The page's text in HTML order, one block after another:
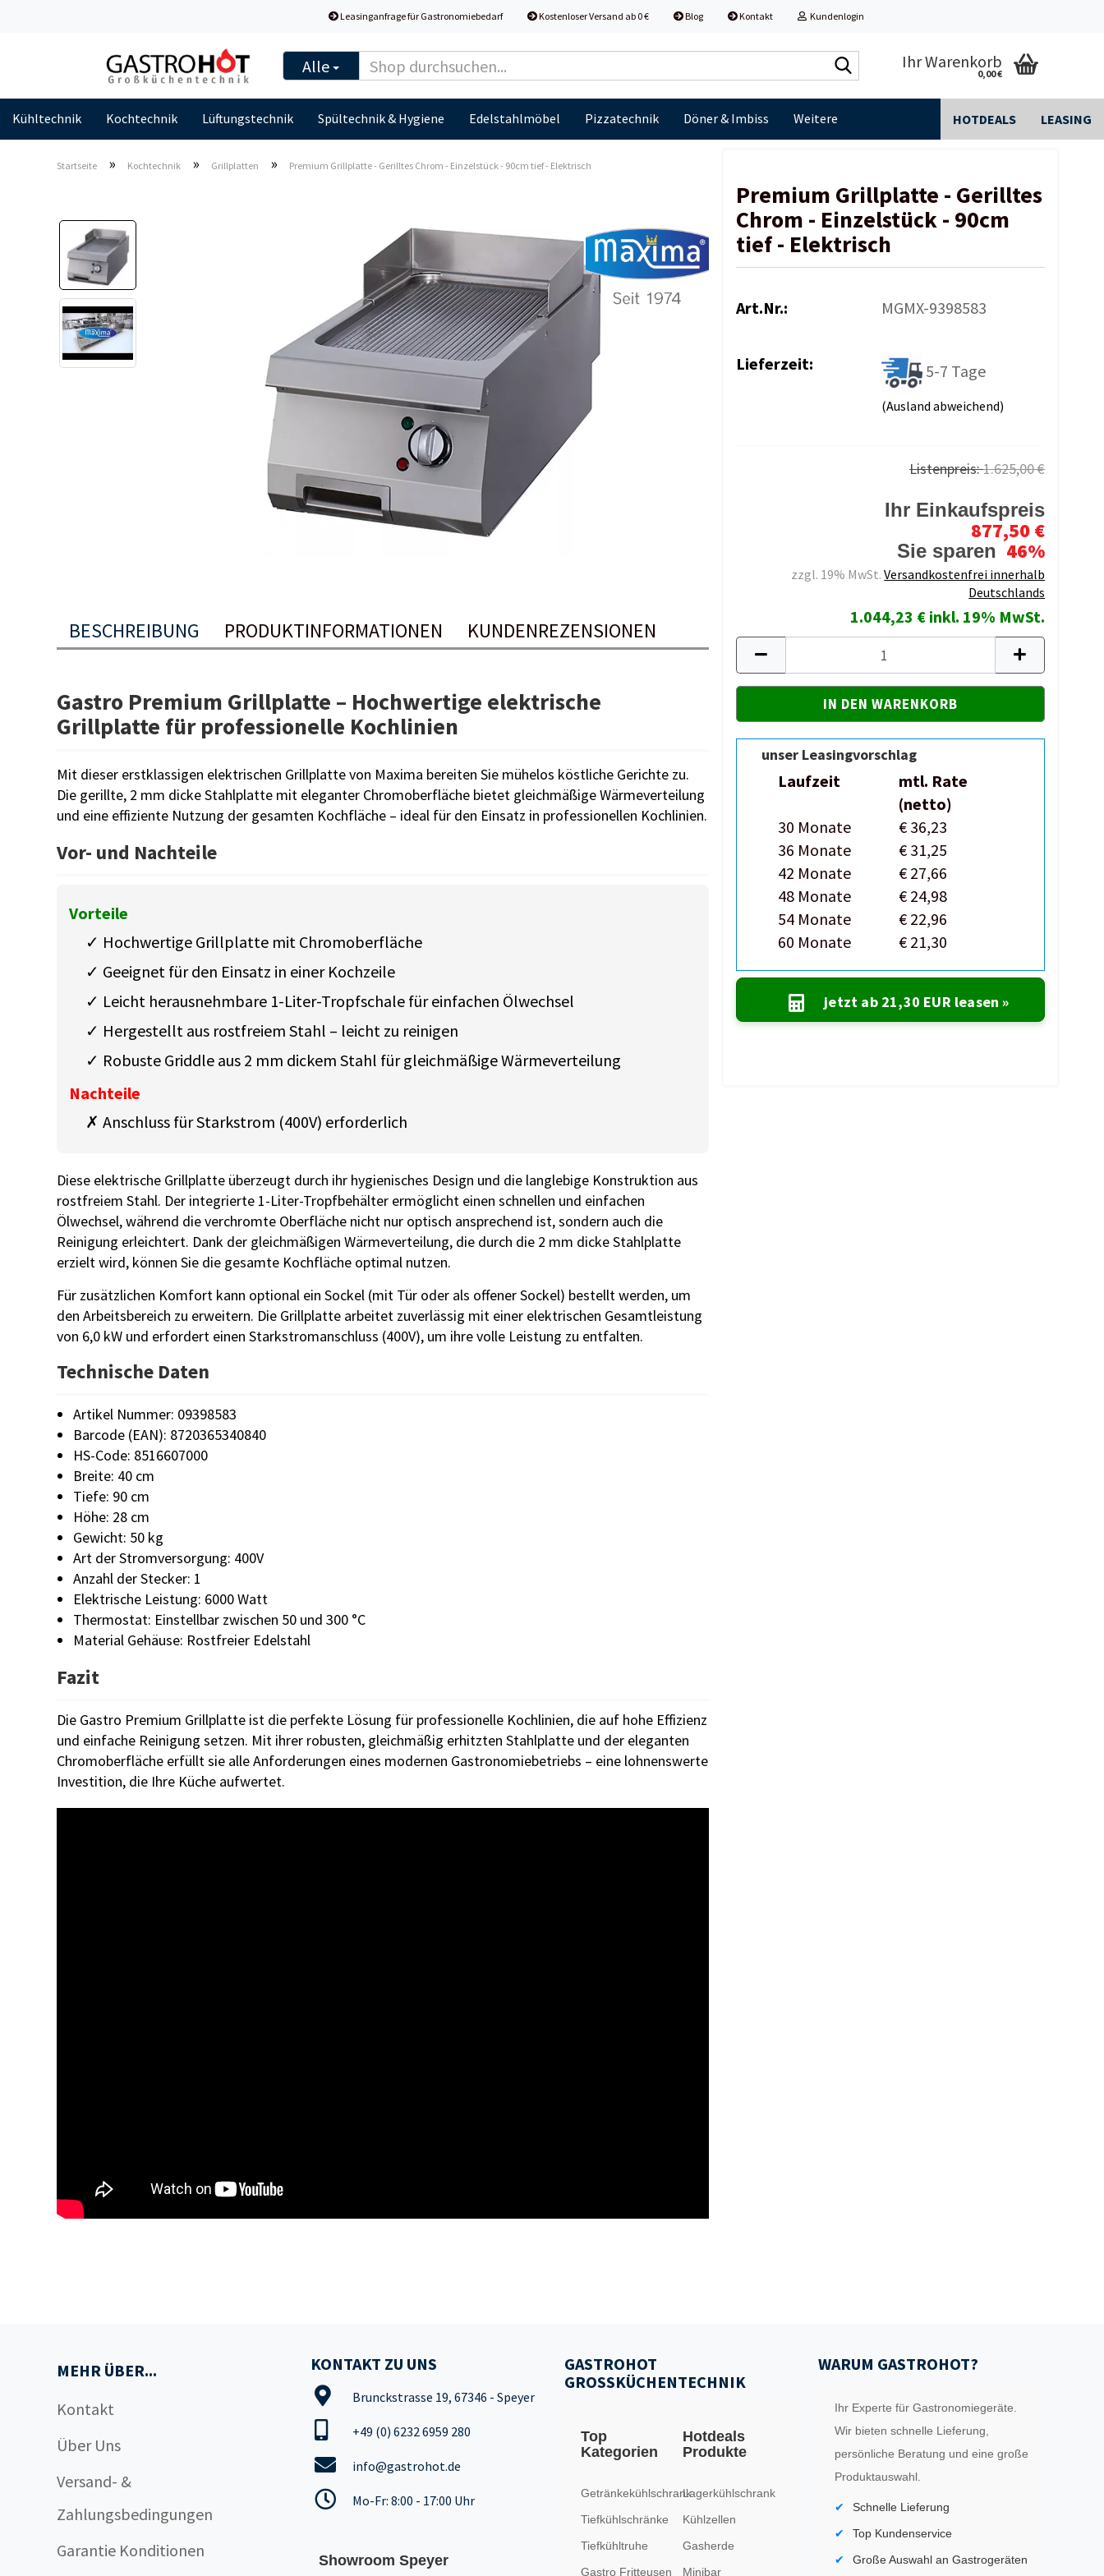
Leasinganfrage für Gastronomiebedarf Kostenloser Versand ab 0 € Blog Kontakt Kundenlogin
Alle
durchsuchen...
Ihr Warenkorb
0,00 €
Kühltechnik Kochtechnik Lüftungstechnik Spültechnik & Hygiene Edelstahlmöbel Pizzatechnik Döner & Imbiss HOTDEALS LEASING
Weitere
Startseite » Kochtechnik » Grillplatten » Premium Grillplatte - Gerilltes Chrom - Einzelstück - 90cm tief - Elektrisch
Premium Grillplatte - Gerilltes
Chrom - Einzelstück - 90cm
tief - Elektrisch
Art.Nr.: MGMX-9398583
Lieferzeit: 5-7 Tage
(Ausland abweichend)
Listenpreis:1.625,00 €
Ihr Einkaufspreis
877,50 €
Sie sparen 46%
zzgl. 19% MwSt.Versandkostenfrei innerhalb
Deutschlands
1.044,23 € inkl. 19% MwSt.
unser Leasingvorschlag
Laufzeit
mtl. Rate
(netto)
30 Monate
€ 36,23
36 Monate
€ 31,25
42 Monate
€ 27,66
48 Monate
€ 24,98
54 Monate
€ 22,96
60 Monate
€ 21,30
jetzt ab 21,30 EUR leasen »
BESCHREIBUNG PRODUKTINFORMATIONEN KUNDENREZENSIONEN
Gastro Premium Grillplatte – Hochwertige elektrische
Grillplatte für professionelle Kochlinien
Mit dieser erstklassigen elektrischen Grillplatte von Maxima bereiten Sie mühelos köstliche Gerichte zu.
Die gerillte, 2 mm dicke Stahlplatte mit eleganter Chromoberfläche bietet gleichmäßige Wärmeverteilung
und eine effiziente Nutzung der gesamten Kochfläche – ideal für den Einsatz in professionellen Kochlinien.
Vor- und Nachteile
Vorteile
✓ Hochwertige Grillplatte mit Chromoberfläche
✓ Geeignet für den Einsatz in einer Kochzeile
✓ Leicht herausnehmbare 1-Liter-Tropfschale für einfachen Ölwechsel
✓ Hergestellt aus rostfreiem Stahl – leicht zu reinigen
✓ Robuste Griddle aus 2 mm dickem Stahl für gleichmäßige Wärmeverteilung
Nachteile
✗ Anschluss für Starkstrom (400V) erforderlich
Diese elektrische Grillplatte überzeugt durch ihr hygienisches Design und die langlebige Konstruktion aus
rostfreiem Stahl. Der integrierte 1-Liter-Tropfbehälter ermöglicht einen schnellen und einfachen
Ölwechsel, während die verchromte Oberfläche nicht nur optisch ansprechend ist, sondern auch die
Reinigung erleichtert. Dank der gleichmäßigen Wärmeverteilung, die durch die 2 mm dicke Stahlplatte
erzielt wird, können Sie die gesamte Kochfläche optimal nutzen.
Für zusätzlichen Komfort kann optional ein Sockel (mit Tür oder als offener Sockel) bestellt werden, um
den Arbeitsbereich zu erweitern. Die Grillplatte arbeitet zuverlässig mit einer elektrischen Gesamtleistung
von 6,0 kW und erfordert einen Starkstromanschluss (400V), um ihre volle Leistung zu entfalten.
Technische Daten
Artikel Nummer: 09398583
Barcode (EAN): 8720365340840
HS-Code: 8516607000
Breite: 40 cm
Tiefe: 90 cm
Höhe: 28 cm
Gewicht: 50 kg
Art der Stromversorgung: 400V
Anzahl der Stecker: 1
Elektrische Leistung: 6000 Watt
Thermostat: Einstellbar zwischen 50 und 300 °C
Material Gehäuse: Rostfreier Edelstahl
Fazit
Die Gastro Premium Grillplatte ist die perfekte Lösung für professionelle Kochlinien, die auf hohe Effizienz
und einfache Reinigung setzen. Mit ihrer robusten, gleichmäßig erhitzten Stahlplatte und der eleganten
Chromoberfläche erfüllt sie alle Anforderungen eines modernen Gastronomiebetriebs – eine lohnenswerte
Investition, die Ihre Küche aufwertet.
MEHR ÜBER...
Kontakt
Über Uns
Versand- &
Zahlungsbedingungen
Garantie Konditionen
KONTAKT ZU UNS
Brunckstrasse 19, 67346 - Speyer
+49 (0) 6232 6959 280
info@gastrohot.de
Mo-Fr: 8:00 - 17:00 Uhr
Showroom Speyer
GASTROHOT
GROSSKÜCHENTECHNIK
Top
Kategorien
Getränkekühlschrank
Tiefkühlschränke
Tiefkühltruhe
Gastro Fritteusen
Hotdeals
Produkte
Lagerkühlschrank
Kühlzellen
Gasherde
Minibar
WARUM GASTROHOT?
Ihr Experte für Gastronomiegeräte.
Wir bieten schnelle Lieferung,
persönliche Beratung und eine große
Produktauswahl.
Schnelle Lieferung
Top Kundenservice
Große Auswahl an Gastrogeräten